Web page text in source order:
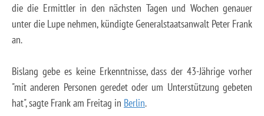
die die Ermittler in den nächsten Tagen und Wochen genauer
unter die Lupe nehmen, kündigte Generalstaatsanwalt Peter Frank
an.
Bislang gebe es keine Erkenntnisse, dass der 43-Jährige vorher
"mit anderen Personen geredet oder um Unterstützung gebeten
hat", sagte Frank am Freitag in Berlin.